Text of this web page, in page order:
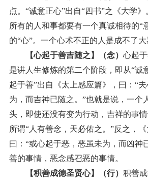
点。“诚意正心”出自“四书”之《大学
所有的人和事都要有一个真诚相待的“
的“心”。一个心术不正的人是成不了大
【心起于善吉随之】（念） 心起
是讲人生修炼的第二个阶段，即从“诚
起于善”出自《太上感应篇》，曰：“
为，而吉神已随之。”也就是说，一个
头，即使还没有变为行动，吉祥的事
所谓“人有善念，天必佑之。”反之，《
曰：“或心起于恶，恶虽未为，而凶神
善的事情，恶念感召恶的事情。
【积善成德圣贤心】（行） 积善